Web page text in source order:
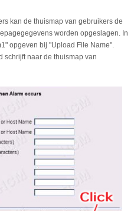
kan de thuismap van gebruikers de
worden opgeslagen. In
opgeven bij "Upload File Name".
schrijft naar de thuismap van